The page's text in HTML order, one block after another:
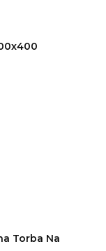
Torba Na